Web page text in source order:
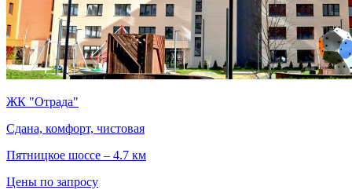
ЖК "Отрада"
Сдана, комфорт, чистовая
Пятницкое шоссе – 4.7 км
Цены по запросу